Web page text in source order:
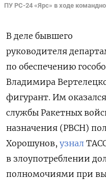
ПУ РС-24 «Ярс» в ходе
В деле бывшего
руководителя
по обеспечению
Владимира
фигурант. Им
службы Ракетных
назначения (РВСН)
Хорошунов, узнал
в злоупотреблении
полномочиями при